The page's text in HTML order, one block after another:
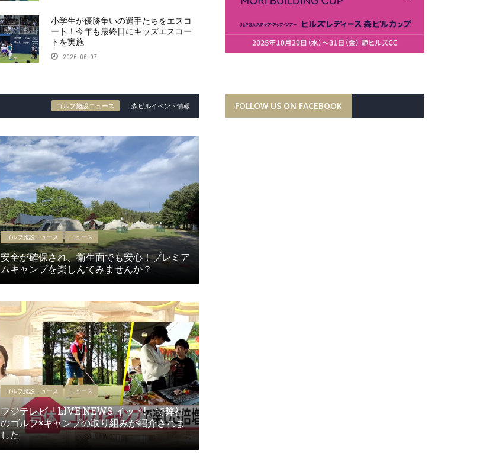
小学生が優勝争いの選手たちをエスコ
ート！今年も最終日にキッズエスコー
トを実施
2026-06-07
ゴルフ施設ニュース 森ビルイベント情報
ゴルフ施設ニュース ニュース
安全が確保され、衛生面でも安心！プレミア
ムキャンプを楽しんでみませんか？
ゴルフ施設ニュース ニュース
フジテレビ「LIVE NEWS イット!」で弊社
のゴルフ×キャンプの取り組みが紹介されま
した
FOLLOW US ON FACEBOOK